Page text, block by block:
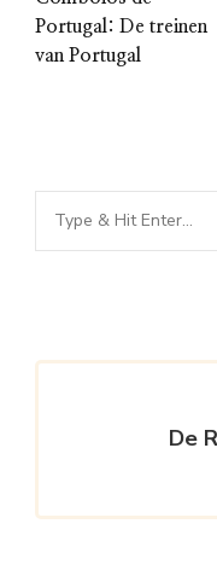
Portugal: De treinen
van Portugal
Looking
for
De